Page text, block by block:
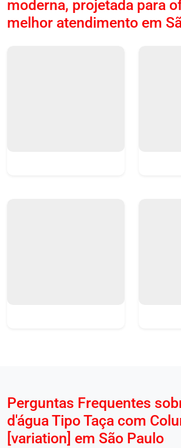
moderna, projetada para
melhor atendimento em
Perguntas Frequentes
d'água Tipo Taça com
[variation] em São Paulo